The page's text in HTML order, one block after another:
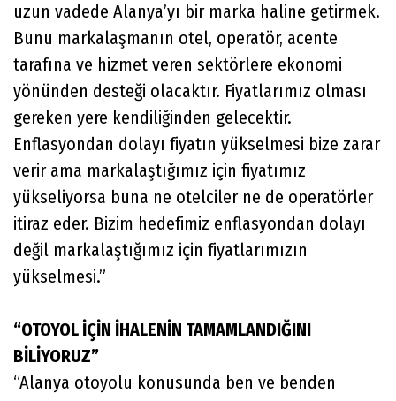
uzun vadede Alanya’yı bir marka haline getirmek.
Bunu markalaşmanın otel, operatör, acente
tarafına ve hizmet veren sektörlere ekonomi
yönünden desteği olacaktır. Fiyatlarımız olması
gereken yere kendiliğinden gelecektir.
Enflasyondan dolayı fiyatın yükselmesi bize zarar
verir ama markalaştığımız için fiyatımız
yükseliyorsa buna ne otelciler ne de operatörler
itiraz eder. Bizim hedefimiz enflasyondan dolayı
değil markalaştığımız için fiyatlarımızın
yükselmesi.”
“OTOYOL İÇİN İHALENİN TAMAMLANDIĞINI
BİLİYORUZ”
“Alanya otoyolu konusunda ben ve benden